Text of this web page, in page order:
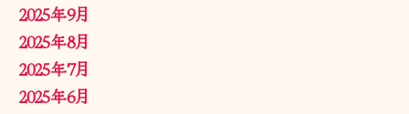
2025年9月
2025年8月
2025年7月
2025年6月